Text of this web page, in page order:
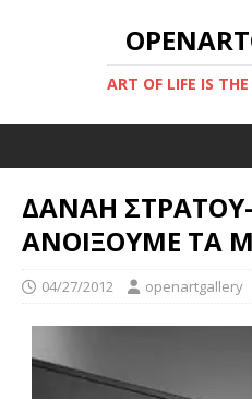
ART OF LIFE IS
ΔΑΝΑΗ
ΑΝΟΙΞΟΥΜΕ ΤΑ
04/27/2012 openartgallery